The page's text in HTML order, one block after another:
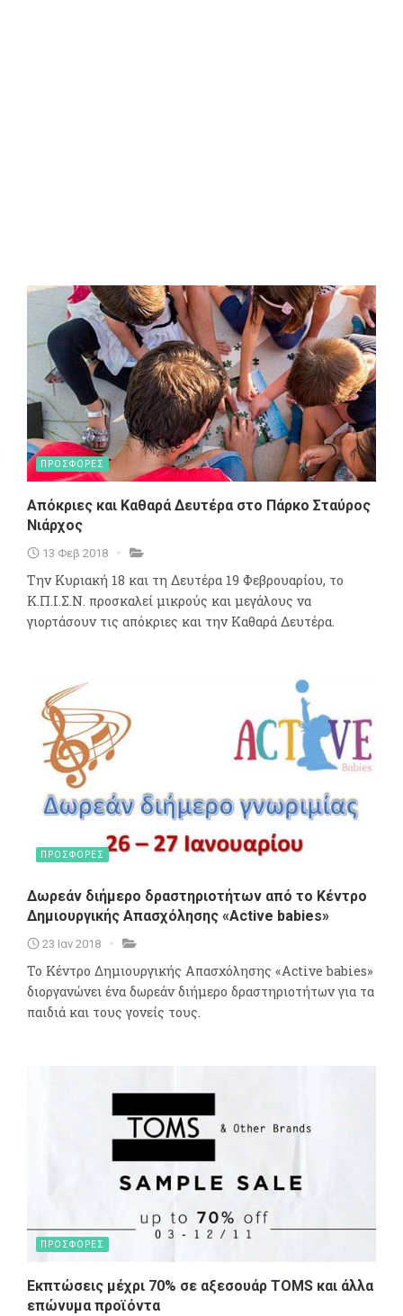
ΠΡΟΣΦΟΡΕΣ
Απόκριες και Καθαρά Δευτέρα στο Πάρκο Σταύρος
Νιάρχος
13 Φεβ 2018
Την Κυριακή 18 και τη Δευτέρα 19 Φεβρουαρίου, το
Κ.Π.Ι.Σ.Ν. προσκαλεί μικρούς και μεγάλους να
γιορτάσουν τις απόκριες και την Καθαρά Δευτέρα.
ΠΡΟΣΦΟΡΕΣ
Δωρεάν διήμερο δραστηριοτήτων από το Κέντρο
Δημιουργικής Απασχόλησης «Active babies»
23 Ιαν 2018
Το Κέντρο Δημιουργικής Απασχόλησης «Active babies»
διοργανώνει ένα δωρεάν διήμερο δραστηριοτήτων για τα
παιδιά και τους γονείς τους.
ΠΡΟΣΦΟΡΕΣ
Εκπτώσεις μέχρι 70% σε αξεσουάρ TOMS και άλλα
επώνυμα προϊόντα